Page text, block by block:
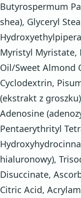
Butyrospermum
shea), Glyceryl
Myristyl Myristate,
Oil/Sweet Almond
Cyclodextrin,
(ekstrakt z
Adenosine
Pentaerythrityl
hialuronowy),
Disuccinate,
Citric Acid,